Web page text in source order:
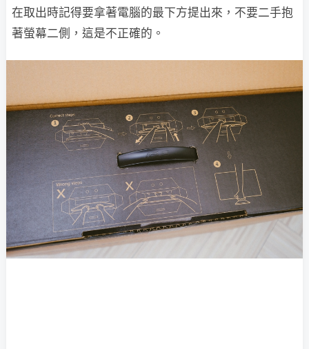
在取出時記得要拿著電腦的最下方提出來，不要二手抱
著螢幕二側，這是不正確的。